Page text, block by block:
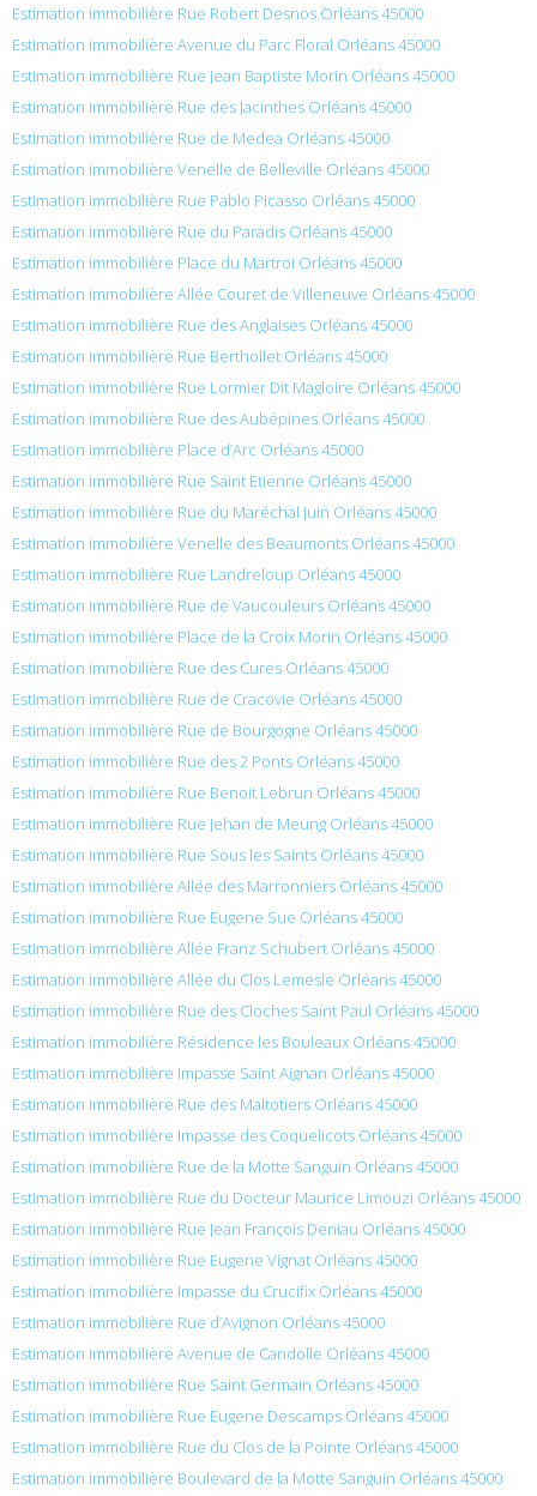
Estimation immobilière Rue Robert Desnos Orléans 45000
Estimation immobilière Avenue du Parc Floral Orléans 45000
Estimation immobilière Rue Jean Baptiste Morin Orléans 45000
Estimation immobilière Rue des Jacinthes Orléans 45000
Estimation immobilière Rue de Medea Orléans 45000
Estimation immobilière Venelle de Belleville Orléans 45000
Estimation immobilière Rue Pablo Picasso Orléans 45000
Estimation immobilière Rue du Paradis Orléans 45000
Estimation immobilière Place du Martroi Orléans 45000
Estimation immobilière Allée Couret de Villeneuve Orléans 45000
Estimation immobilière Rue des Anglaises Orléans 45000
Estimation immobilière Rue Berthollet Orléans 45000
Estimation immobilière Rue Lormier Dit Magloire Orléans 45000
Estimation immobilière Rue des Aubépines Orléans 45000
Estimation immobilière Place d’Arc Orléans 45000
Estimation immobilière Rue Saint Etienne Orléans 45000
Estimation immobilière Rue du Maréchal Juin Orléans 45000
Estimation immobilière Venelle des Beaumonts Orléans 45000
Estimation immobilière Rue Landreloup Orléans 45000
Estimation immobilière Rue de Vaucouleurs Orléans 45000
Estimation immobilière Place de la Croix Morin Orléans 45000
Estimation immobilière Rue des Cures Orléans 45000
Estimation immobilière Rue de Cracovie Orléans 45000
Estimation immobilière Rue de Bourgogne Orléans 45000
Estimation immobilière Rue des 2 Ponts Orléans 45000
Estimation immobilière Rue Benoit Lebrun Orléans 45000
Estimation immobilière Rue Jehan de Meung Orléans 45000
Estimation immobilière Rue Sous les Saints Orléans 45000
Estimation immobilière Allée des Marronniers Orléans 45000
Estimation immobilière Rue Eugene Sue Orléans 45000
Estimation immobilière Allée Franz Schubert Orléans 45000
Estimation immobilière Allée du Clos Lemesle Orléans 45000
Estimation immobilière Rue des Cloches Saint Paul Orléans 45000
Estimation immobilière Résidence les Bouleaux Orléans 45000
Estimation immobilière Impasse Saint Aignan Orléans 45000
Estimation immobilière Rue des Maltotiers Orléans 45000
Estimation immobilière Impasse des Coquelicots Orléans 45000
Estimation immobilière Rue de la Motte Sanguin Orléans 45000
Estimation immobilière Rue du Docteur Maurice Limouzi Orléans 45000
Estimation immobilière Rue Jean François Deniau Orléans 45000
Estimation immobilière Rue Eugene Vignat Orléans 45000
Estimation immobilière Impasse du Crucifix Orléans 45000
Estimation immobilière Rue d’Avignon Orléans 45000
Estimation immobilière Avenue de Candolle Orléans 45000
Estimation immobilière Rue Saint Germain Orléans 45000
Estimation immobilière Rue Eugene Descamps Orléans 45000
Estimation immobilière Rue du Clos de la Pointe Orléans 45000
Estimation immobilière Boulevard de la Motte Sanguin Orléans 45000